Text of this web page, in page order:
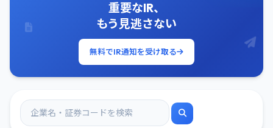
重要なIR、
もう見逃さない
無料でIR通知を受け取る